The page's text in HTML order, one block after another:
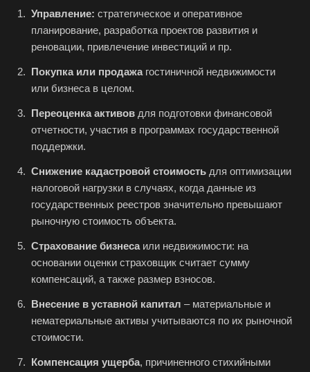
Управление: стратегическое и оперативное
планирование, разработка проектов развития и
реновации, привлечение инвестиций и пр.
Покупка или продажагостиничной недвижимости
или бизнеса в целом.
Переоценка активов для подготовки финансовой
отчетности, участия в программах государственной
поддержки.
Снижение кадастровой стоимость для оптимизации
налоговой нагрузки в случаях, когда данные из
государственных реестров значительно превышают
рыночную стоимость объекта.
Страхование бизнесаили недвижимости: на
основании оценки страховщик считает сумму
компенсаций, а также размер взносов.
Внесение в уставной капитал – материальные и
нематериальные активы учитываются по их рыночной
стоимости.
Компенсация ущерба, причиненного стихийными